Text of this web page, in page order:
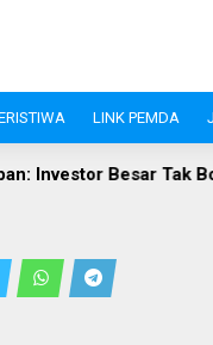
LINK PEMDA
Besar Tak